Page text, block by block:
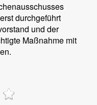
durchgeführt
und der
Maßnahme mit